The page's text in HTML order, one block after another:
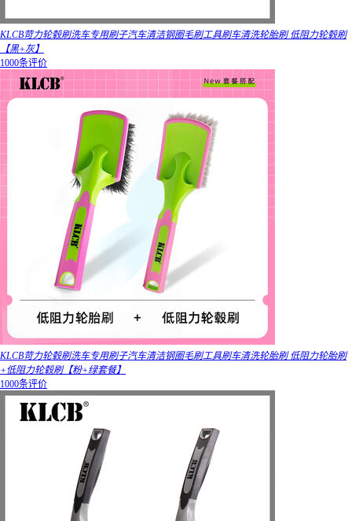
KLCB苛力轮毂刷洗车专用刷子汽车清洁钢圈毛刷工具刷车清洗轮胎刷 低阻力轮毂刷
【黑+灰】
1000条评价
KLCB苛力轮毂刷洗车专用刷子汽车清洁钢圈毛刷工具刷车清洗轮胎刷 低阻力轮胎刷
+低阻力轮毂刷【粉+绿套餐】
1000条评价